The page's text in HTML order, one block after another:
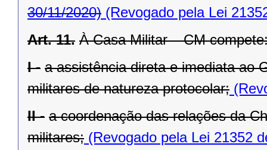
30/11/2020) (Revogado pela Lei
Art. 11. À Casa Militar – CM
I - a assistência direta e imediata ao
militares de natureza protocolar;
II - a coordenação das relações da
militares; (Revogado pela Lei 21352